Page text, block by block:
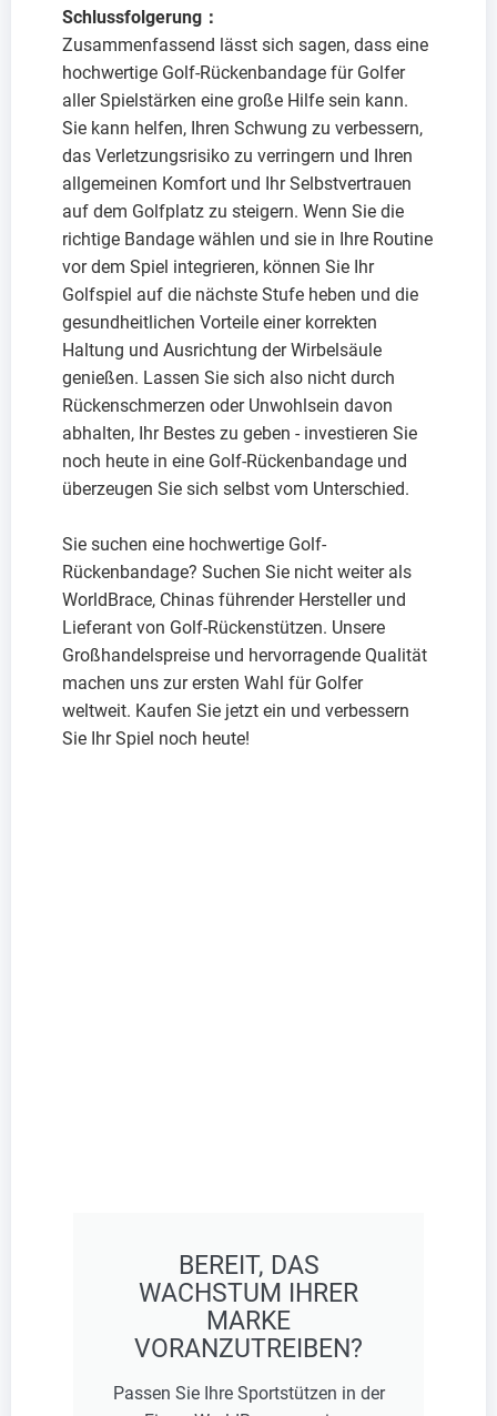
Schlussfolgerung ：
Zusammenfassend lässt sich sagen, dass eine
hochwertige Golf-Rückenbandage für Golfer
aller Spielstärken eine große Hilfe sein kann.
Sie kann helfen, Ihren Schwung zu verbessern,
das Verletzungsrisiko zu verringern und Ihren
allgemeinen Komfort und Ihr Selbstvertrauen
auf dem Golfplatz zu steigern. Wenn Sie die
richtige Bandage wählen und sie in Ihre Routine
vor dem Spiel integrieren, können Sie Ihr
Golfspiel auf die nächste Stufe heben und die
gesundheitlichen Vorteile einer korrekten
Haltung und Ausrichtung der Wirbelsäule
genießen. Lassen Sie sich also nicht durch
Rückenschmerzen oder Unwohlsein davon
abhalten, Ihr Bestes zu geben - investieren Sie
noch heute in eine Golf-Rückenbandage und
überzeugen Sie sich selbst vom Unterschied.
Sie suchen eine hochwertige Golf-
Rückenbandage? Suchen Sie nicht weiter als
WorldBrace, Chinas führender Hersteller und
Lieferant von Golf-Rückenstützen. Unsere
Großhandelspreise und hervorragende Qualität
machen uns zur ersten Wahl für Golfer
weltweit. Kaufen Sie jetzt ein und verbessern
Sie Ihr Spiel noch heute!
BEREIT, DAS
WACHSTUM IHRER
MARKE
VORANZUTREIBEN?
Passen Sie Ihre Sportstützen in der